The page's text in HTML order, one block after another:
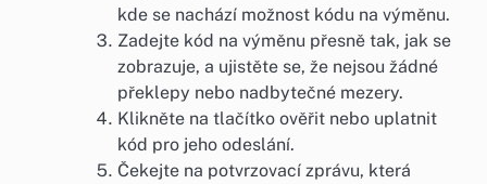
kde se nachází možnost kódu na výměnu.
Zadejte kód na výměnu přesně tak, jak se
zobrazuje, a ujistěte se, že nejsou žádné
překlepy nebo nadbytečné mezery.
Klikněte na tlačítko ověřit nebo uplatnit
kód pro jeho odeslání.
Čekejte na potvrzovací zprávu, která